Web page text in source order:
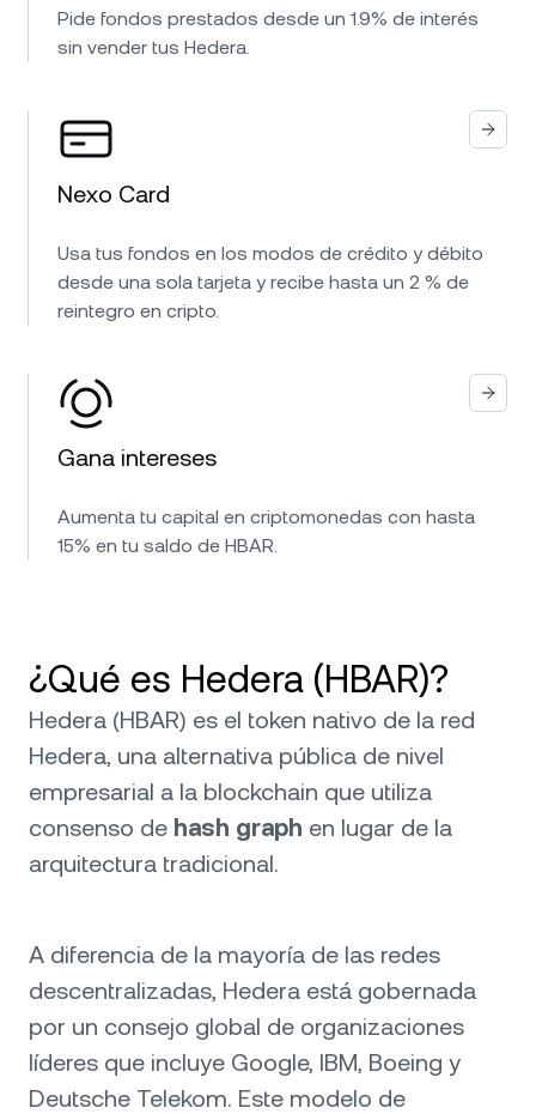
Pide fondos prestados desde un 1.9% de interés
sin vender tus Hedera.
Nexo Card
Usa tus fondos en los modos de crédito y débito
desde una sola tarjeta y recibe hasta un 2 % de
reintegro en cripto.
Gana intereses
Aumenta tu capital en criptomonedas con hasta
15% en tu saldo de HBAR.
¿Qué es Hedera (HBAR)?
Hedera (HBAR) es el token nativo de la red
Hedera, una alternativa pública de nivel
empresarial a la blockchain que utiliza
consenso de hash graph en lugar de la
arquitectura tradicional.
A diferencia de la mayoría de las redes
descentralizadas, Hedera está gobernada
por un consejo global de organizaciones
líderes que incluye Google, IBM, Boeing y
Deutsche Telekom. Este modelo de